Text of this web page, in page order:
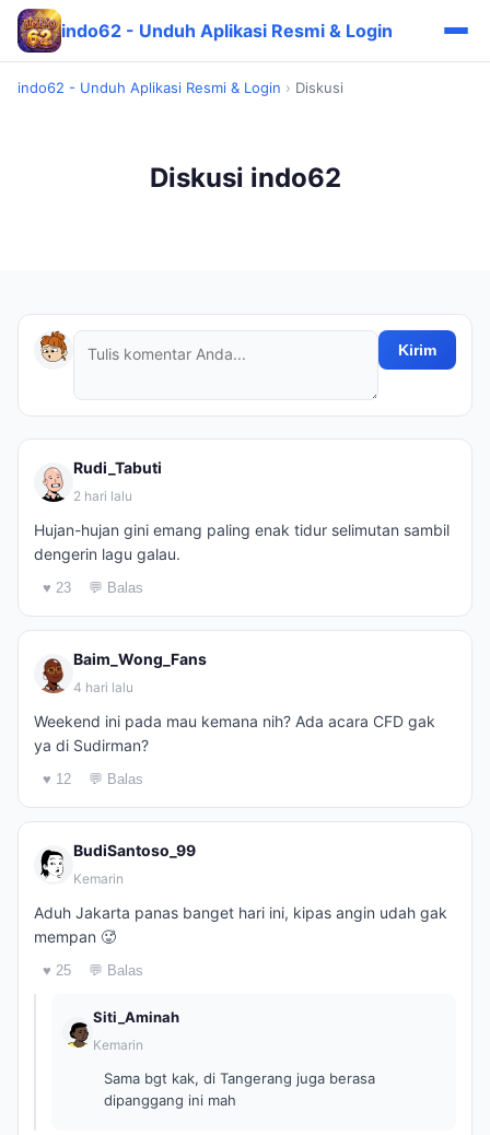
indo62 - Unduh Aplikasi Resmi & Login
indo62 - Unduh Aplikasi Resmi & Login › Diskusi
Diskusi indo62
Kirim
Rudi_Tabuti
2 hari lalu
Hujan-hujan gini emang paling enak tidur selimutan sambil
dengerin lagu galau.
♥ 23 💬 Balas
Baim_Wong_Fans
4 hari lalu
Weekend ini pada mau kemana nih? Ada acara CFD gak
ya di Sudirman?
♥ 12 💬 Balas
BudiSantoso_99
Kemarin
Aduh Jakarta panas banget hari ini, kipas angin udah gak
mempan 🥵
♥ 25 💬 Balas
Siti_Aminah
Kemarin
Sama bgt kak, di Tangerang juga berasa
dipanggang ini mah